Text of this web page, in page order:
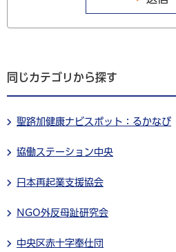
同じカテゴリから探す
聖路加健康ナビスポット：るかなび
協働ステーション中央
日本再起業支援協会
NGO外反母趾研究会
中央区赤十字奉仕団